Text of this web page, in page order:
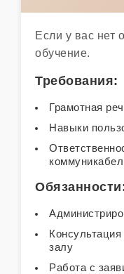
Если у вас нет
обучение.
Требования:
Грамотная
Навыки
залу
Работа с